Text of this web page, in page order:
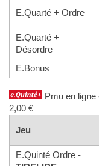
E.Quarté + Ordre
E.Quarté +
Désordre
E.Bonus
Pmu en
2,00 €
Jeu
E.Quinté Ordre -